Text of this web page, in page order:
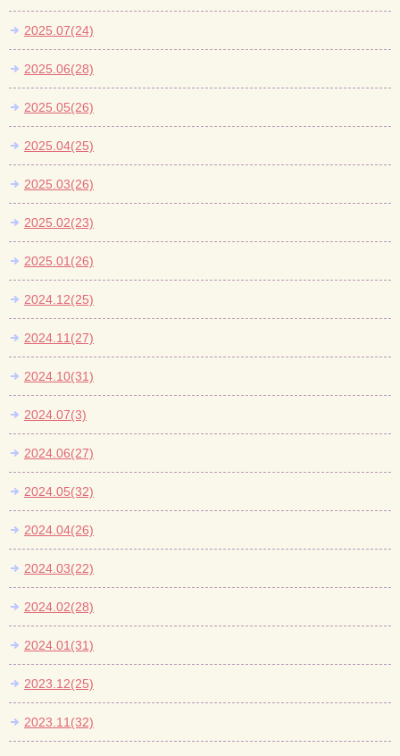
2025.07(24)
2025.06(28)
2025.05(26)
2025.04(25)
2025.03(26)
2025.02(23)
2025.01(26)
2024.12(25)
2024.11(27)
2024.10(31)
2024.07(3)
2024.06(27)
2024.05(32)
2024.04(26)
2024.03(22)
2024.02(28)
2024.01(31)
2023.12(25)
2023.11(32)